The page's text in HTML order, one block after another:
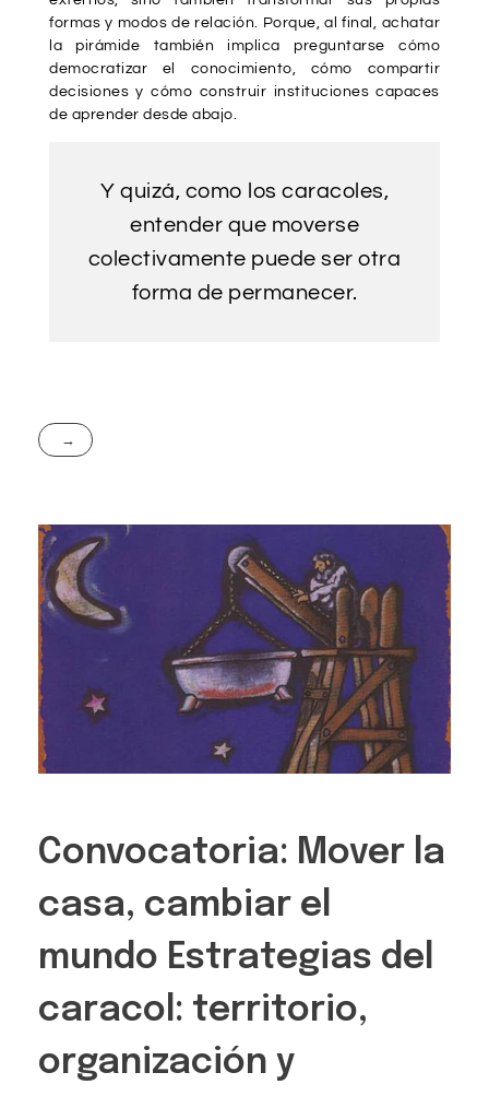
formas y modos de relación. Porque, al final, achatar
la pirámide también implica preguntarse cómo
democratizar el conocimiento, cómo compartir
decisiones y cómo construir instituciones capaces
de aprender desde abajo.
Y quizá, como los caracoles,
entender que moverse
colectivamente puede ser otra
forma de permanecer.
Convocatoria: Mover la
casa, cambiar el
mundo Estrategias del
caracol: territorio,
organización y